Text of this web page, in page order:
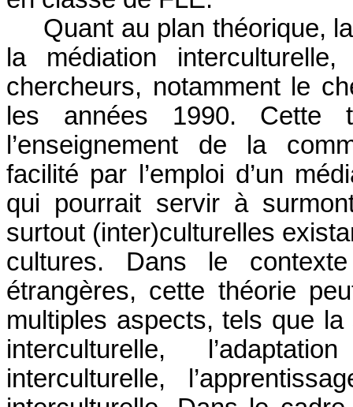
Quant au plan théorique,
la médiation
chercheurs, notamment le
les années 1990.
l’enseignement de la
facilité par l’emploi d’un
qui pourrait servir à
surtout (inter)culturelles
cultures. Dans le
étrangères, cette théorie
multiples aspects, tels que
interculturelle,
interculturelle,